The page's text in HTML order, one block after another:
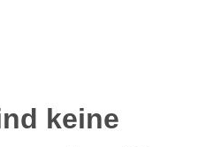
keine